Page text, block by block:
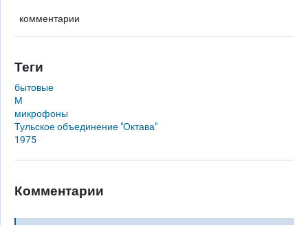
комментарии
Теги
бытовые
М
микрофоны
Тульское объединение "Октава"
1975
Комментарии